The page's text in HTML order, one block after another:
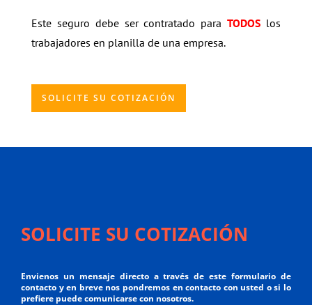
Este seguro debe ser contratado paraTODOS los
trabajadores en planilla de una empresa.
SOLICITE SU COTIZACIÓN
SOLICITE SU COTIZACIÓN
Envienos un mensaje directo a través de este formulario de
contacto y en breve nos pondremos en contacto con usted o si lo
prefiere puede comunicarse con nosotros.